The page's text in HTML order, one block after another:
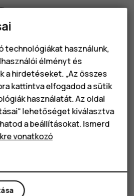
telefonok
el támogatási
aválaszok
technológiákat használunk,
élményt és
a hirdetéseket. „Az összes
kattintva elfogadod a sütik
használatát. Az oldal
lehetőséget kiválasztva
a beállításokat. Ismerd
vonatkozó